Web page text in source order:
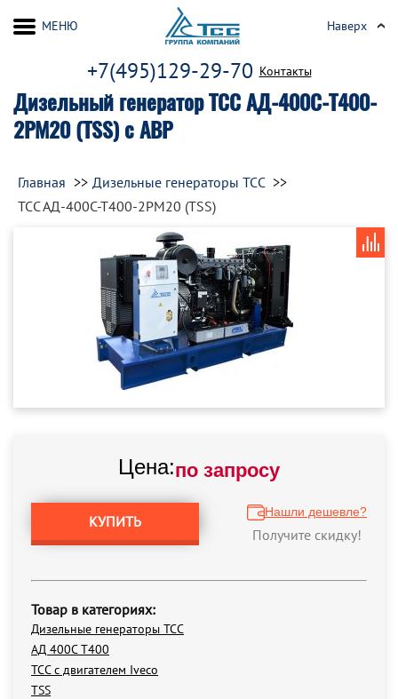
Дизельный генератор ТСС АД-400С-Т400-
2РМ20 (TSS) с АВР
+7(495)129-29-70 Контакты
МЕНЮ Наверх
Главная
Дизельные генераторы ТСС
ТСС АД-400С-Т400-2РМ20 (TSS)
Цена:по запросу
КУПИТЬ
Нашли дешевле?
Получите скидку!
Товар в категориях:
Дизельные генераторы ТСС
АД 400С Т400
ТСС с двигателем Iveco
TSS